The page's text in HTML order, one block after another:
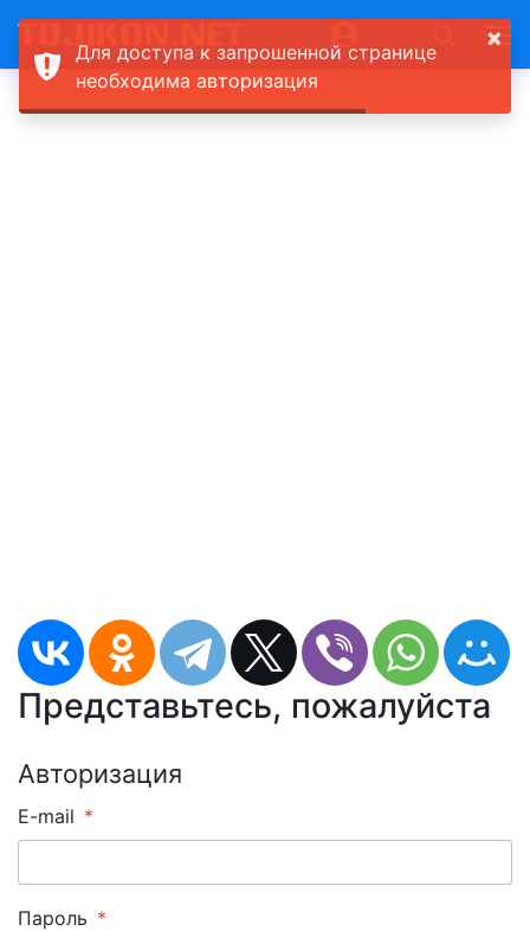
Представьтесь, пожалуйста
Авторизация
E-mail
Пароль
×
Для доступа к запрошенной странице
необходима авторизация